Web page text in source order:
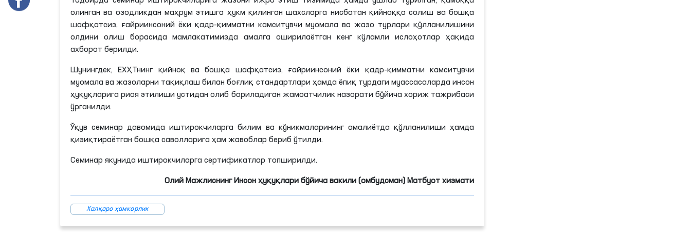
олинган ва озодликдан маҳрум этишга ҳукм қилинган шахсларга нисбатан қийноққа солиш ва бошқа
шафқатсиз, ғайриинсоний ёки қадр-қимматни камситувчи муомала ва жазо турлари қўлланилишини
олдини олиш борасида мамлакатимизда амалга оширилаётган кенг кўламли ислоҳотлар ҳақида
ахборот берилди.
Шунингдек, ЕХҲТнинг қийноқ ва бошқа шафқатсиз, ғайриинсоний ёки қадр-қимматни камситувчи
муомала ва жазоларни тақиқлаш билан боғлиқ стандартлари ҳамда ёпиқ турдаги муассасаларда инсон
ҳуқуқларига риоя этилиши устидан олиб бориладиган жамоатчилик назорати бўйича хориж тажрибаси
ўрганилди.
Ўқув семинар давомида иштирокчиларга билим ва кўникмаларининг амалиётда қўлланилиши ҳамда
қизиқтираётган бошқа саволларига ҳам жавоблар бериб ўтилди.
Семинар якунида иштирокчиларга сертификатлар топширилди.
Олий Мажлиснинг Инсон ҳуқуқлари бўйича вакили (омбудсман) Матбуот хизмати
Халқаро ҳамкорлик